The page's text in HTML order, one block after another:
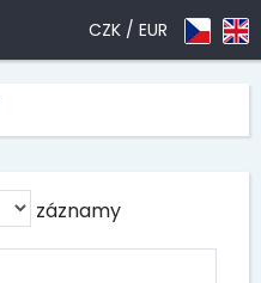
CZK / EUR
záznamy